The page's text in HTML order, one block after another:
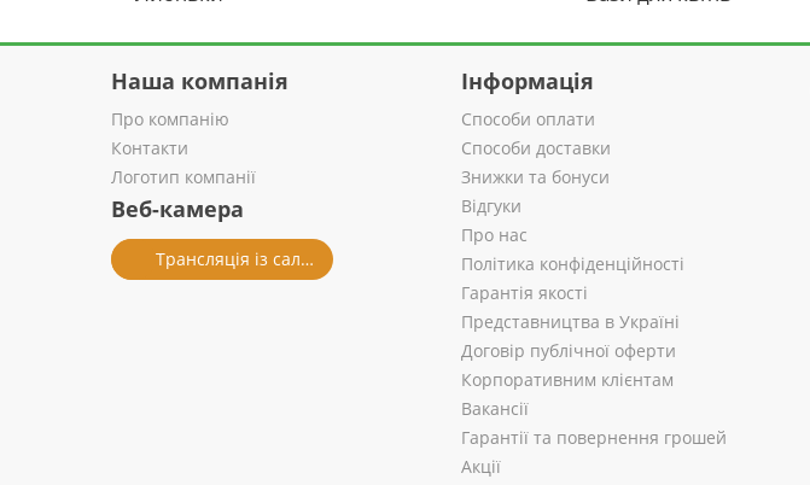
Наша компанія
Про компанію
Контакти
Логотип компанії
Веб-камера
Трансляція із салону
Інформація
Способи оплати
Способи доставки
Знижки та бонуси
Відгуки
Про нас
Політика конфіденційності
Гарантія якості
Представництва в Україні
Договір публічної оферти
Корпоративним клієнтам
Вакансії
Гарантії та повернення грошей
Акції